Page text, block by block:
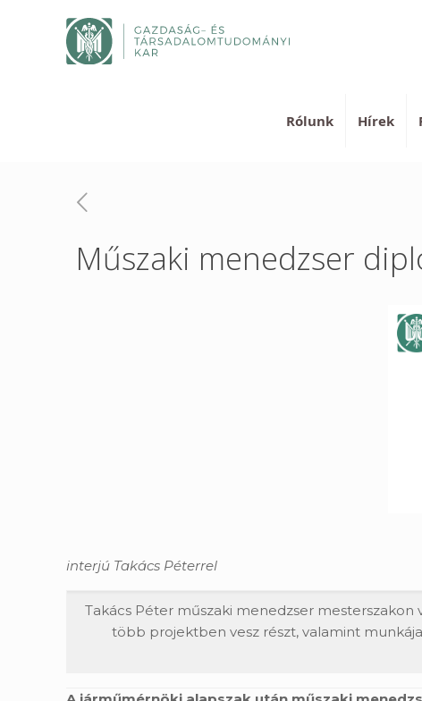
Rólunk Hírek
Műszaki menedzser
interjú Takács Péterrel
Takács Péter műszaki menedzser
több projektben vesz részt, valamint